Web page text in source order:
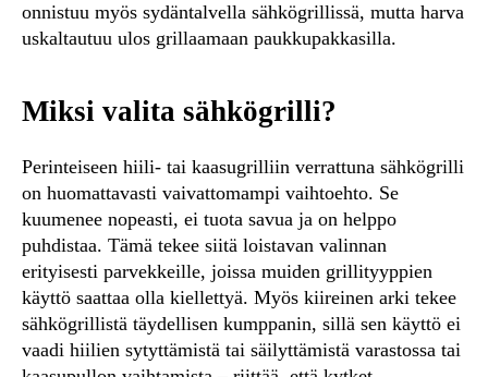
onnistuu myös sydäntalvella sähkögrillissä, mutta harva
uskaltautuu ulos grillaamaan paukkupakkasilla.
Miksi valita sähkögrilli?
Perinteiseen hiili- tai kaasugrilliin verrattuna sähkögrilli
on huomattavasti vaivattomampi vaihtoehto. Se
kuumenee nopeasti, ei tuota savua ja on helppo
puhdistaa. Tämä tekee siitä loistavan valinnan
erityisesti parvekkeille, joissa muiden grillityyppien
käyttö saattaa olla kiellettyä. Myös kiireinen arki tekee
sähkögrillistä täydellisen kumppanin, sillä sen käyttö ei
vaadi hiilien sytyttämistä tai säilyttämistä varastossa tai